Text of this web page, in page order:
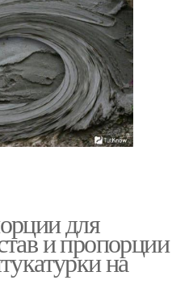
для
и пропорции
на